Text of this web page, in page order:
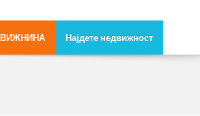
Најдете недвижност